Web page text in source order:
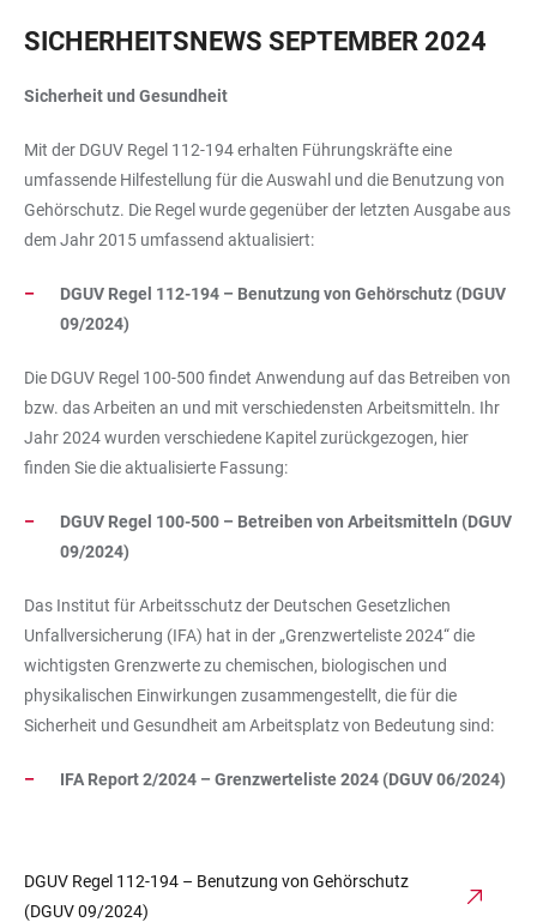
SICHERHEITSNEWS SEPTEMBER 2024
Sicherheit und Gesundheit
Mit der DGUV Regel 112-194 erhalten Führungskräfte eine
umfassende Hilfestellung für die Auswahl und die Benutzung von
Gehörschutz. Die Regel wurde gegenüber der letzten Ausgabe aus
dem Jahr 2015 umfassend aktualisiert:
DGUV Regel 112-194 – Benutzung von Gehörschutz (DGUV
09/2024)
Die DGUV Regel 100-500 findet Anwendung auf das Betreiben von
bzw. das Arbeiten an und mit verschiedensten Arbeitsmitteln. Ihr
Jahr 2024 wurden verschiedene Kapitel zurückgezogen, hier
finden Sie die aktualisierte Fassung:
DGUV Regel 100-500 – Betreiben von Arbeitsmitteln (DGUV
09/2024)
Das Institut für Arbeitsschutz der Deutschen Gesetzlichen
Unfallversicherung (IFA) hat in der „Grenzwerteliste 2024“ die
wichtigsten Grenzwerte zu chemischen, biologischen und
physikalischen Einwirkungen zusammengestellt, die für die
Sicherheit und Gesundheit am Arbeitsplatz von Bedeutung sind:
IFA Report 2/2024 – Grenzwerteliste 2024 (DGUV 06/2024)
DGUV Regel 112-194 – Benutzung von Gehörschutz
(DGUV 09/2024)